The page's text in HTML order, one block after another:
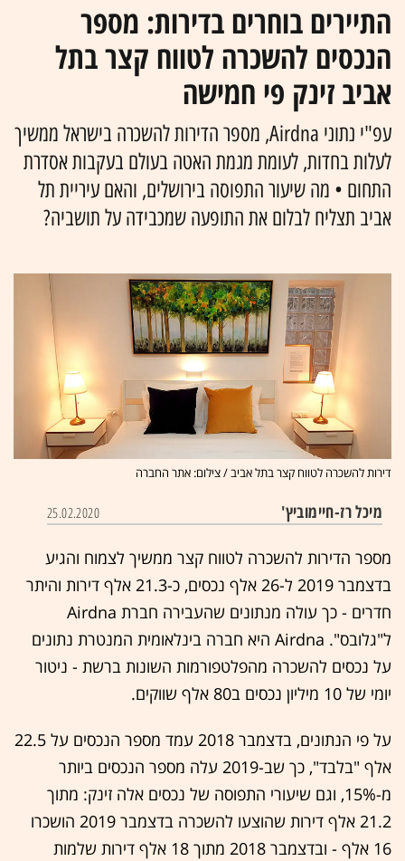
התיירים בוחרים בדירות: מספר
הנכסים להשכרה לטווח קצר בתל
אביב זינק פי חמישה
עפ"י נתוני Airdna, מספר הדירות להשכרה בישראל ממשיך
לעלות בחדות, לעומת מגמת האטה בעולם בעקבות אסדרת
התחום • מה שיעור התפוסה בירושלים, והאם עיריית תל
אביב תצליח לבלום את התופעה שמכבידה על תושביה?
דירות להשכרה לטווח קצר בתל אביב / צילום: אתר החברה
מיכל רז-חיימוביץ' 25.02.2020
מספר הדירות להשכרה לטווח קצר ממשיך לצמוח והגיע
בדצמבר 2019 ל-26 אלף נכסים, כ-21.3 אלף דירות והיתר
חדרים - כך עולה מנתונים שהעבירה חברת Airdna
ל"גלובס". Airdna היא חברה בינלאומית המנטרת נתונים
על נכסים להשכרה מהפלטפורמות השונות ברשת - ניטור
יומי של 10 מיליון נכסים ב80 אלף שווקים.
על פי הנתונים, בדצמבר 2018 עמד מספר הנכסים על 22.5
אלף "בלבד", כך שב-2019 עלה מספר הנכסים ביותר
מ-15%, וגם שיעורי התפוסה של נכסים אלה זינק: מתוך
21.2 אלף דירות שהוצעו להשכרה בדצמבר 2019 הושכרו
16 אלף - ובדצמבר 2018 מתוך 18 אלף דירות שלמות